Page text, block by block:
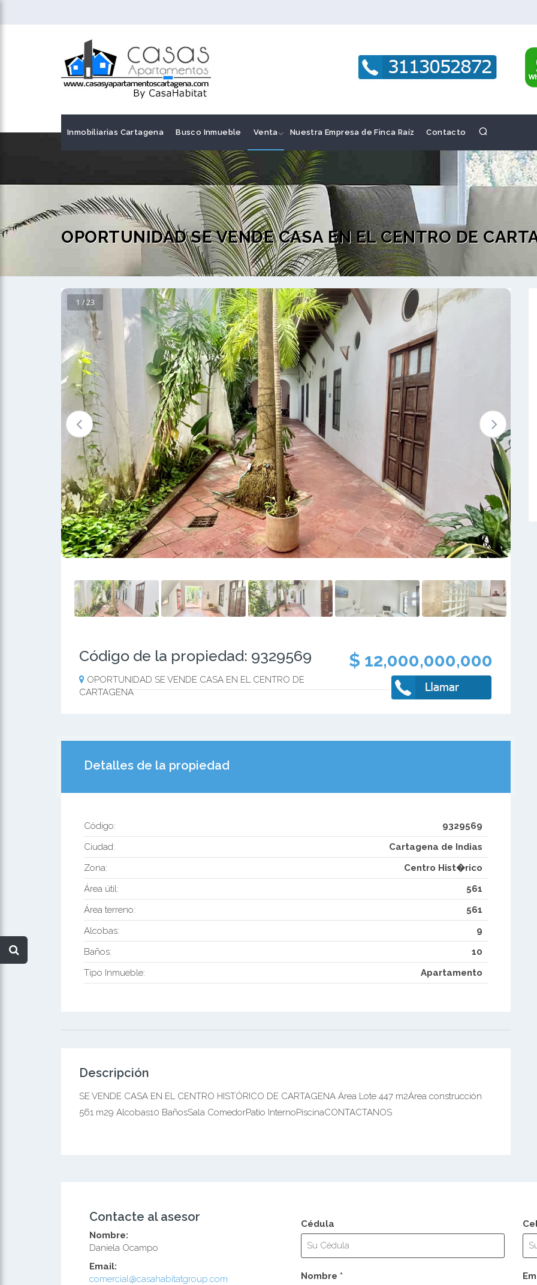
Inmobiliarias Cartagena Busco Inmueble Venta Nuestra Empresa de Finca Raíz Contacto
OPORTUNIDAD SE VENDE CASA EN EL CENTRO DE
1 / 23
Código de la propiedad: 9329569 $ 12,000,000,000
OPORTUNIDAD SE VENDE CASA EN EL CENTRO DE
CARTAGENA
Detalles de la propiedad
Código:
9329569
Ciudad:
Cartagena de Indias
Zona:
Centro Hist�rico
Área útil:
561
Área terreno:
561
Alcobas:
9
Baños:
10
Tipo Inmueble:
Apartamento
Descripción
SE VENDE CASA EN EL CENTRO HISTÓRICO DE CARTAGENA Área Lote 447 m2Área construcción
561 m29 Alcobas10 BañosSala ComedorPatio InternoPiscinaCONTACTANOS
Contacte al asesor
Nombre:
Daniela Ocampo
Email:
comercial@casahabitatgroup.com
Cédula
Nombre *